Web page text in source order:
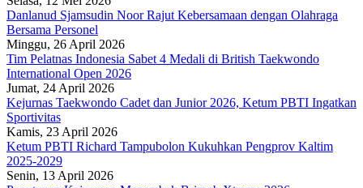
Danlanud Sjamsudin Noor Rajut Kebersamaan dengan Olahraga
Bersama Personel
Minggu, 26 April 2026
Tim Pelatnas Indonesia Sabet 4 Medali di British Taekwondo
International Open 2026
Jumat, 24 April 2026
Kejurnas Taekwondo Cadet dan Junior 2026, Ketum PBTI Ingatkan
Sportivitas
Kamis, 23 April 2026
Ketum PBTI Richard Tampubolon Kukuhkan Pengprov Kaltim
2025-2029
Senin, 13 April 2026